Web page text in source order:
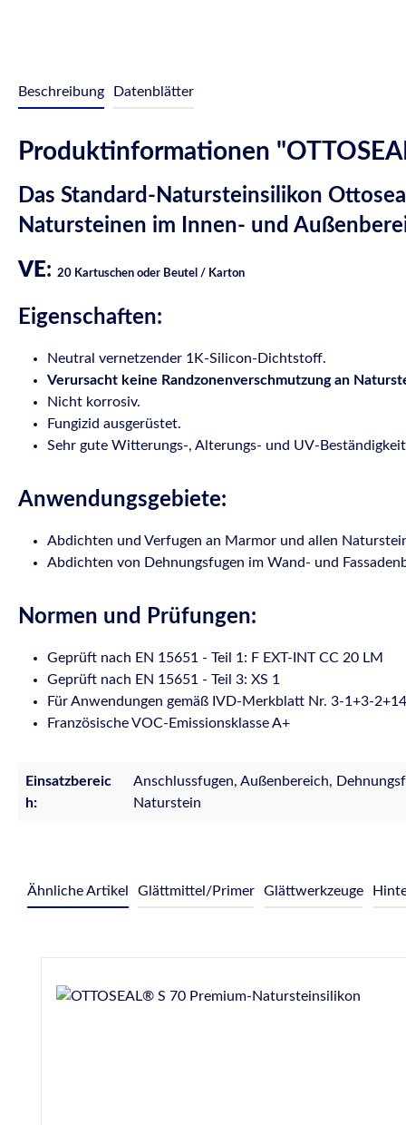
Beschreibung Datenblätter
Produktinformationen
Das Standard-Natursteinsilikon
Natursteinen im Innen- und
VE: 20 Kartuschen oder Beutel / Karton
Eigenschaften:
Neutral vernetzender 1K-Silicon-Dichtstoff.
Verursacht keine Randzonenverschmutzung an
Nicht korrosiv.
Fungizid ausgerüstet.
Sehr gute Witterungs-, Alterungs- und UV-
Anwendungsgebiete:
Abdichten und Verfugen an Marmor und allen
Abdichten von Dehnungsfugen im Wand- und
Normen und Prüfungen:
Geprüft nach EN 15651 - Teil 1: F EXT-INT CC 20 LM
Geprüft nach EN 15651 - Teil 3: XS 1
Für Anwendungen gemäß IVD-Merkblatt Nr. 3-1+3-
Französische VOC-Emissionsklasse A+
Einsatzbereic
h:
Anschlussfugen, Außenbereich,
Naturstein
Ähnliche Artikel Glättmittel/Primer Glättwerkzeuge